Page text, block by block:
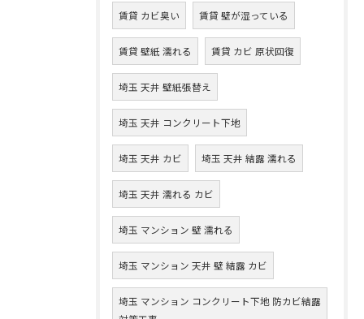
賃貸 カビ臭い 賃貸 壁が湿っている
賃貸 壁紙 濡れる 賃貸 カビ 原状回復
埼玉 天井 壁紙張替え
埼玉 天井 コンクリート下地
埼玉 天井 カビ 埼玉 天井 結露 濡れる
埼玉 天井 濡れる カビ
埼玉 マンション 壁 濡れる
埼玉 マンション 天井 壁 結露 カビ
埼玉 マンション コンクリート下地 防カビ結露